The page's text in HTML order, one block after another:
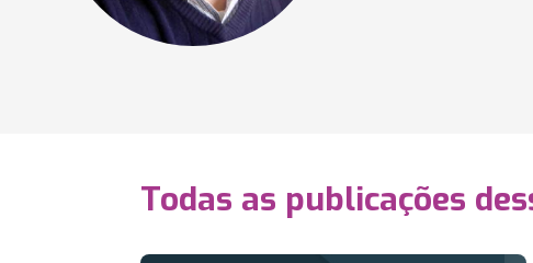
Todas as publicações